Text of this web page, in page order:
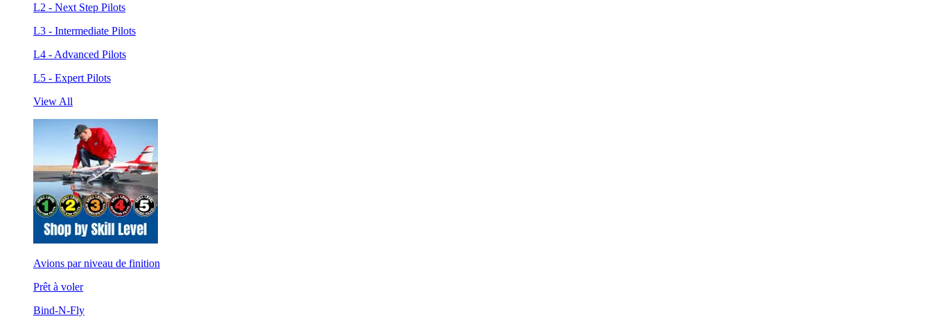
L2 - Next Step Pilots
L3 - Intermediate Pilots
L4 - Advanced Pilots
L5 - Expert Pilots
View All
Avions par niveau de finition
Prêt à voler
Bind-N-Fly